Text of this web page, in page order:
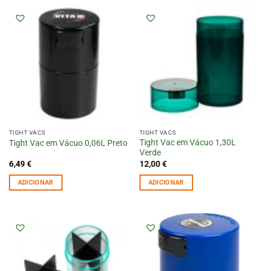
TIGHT VACS
Tight Vac em Vácuo 0,06L Preto
6,49€
ADICIONAR
TIGHT VACS
Tight Vac em Vácuo 1,30L
Verde
12,00€
ADICIONAR